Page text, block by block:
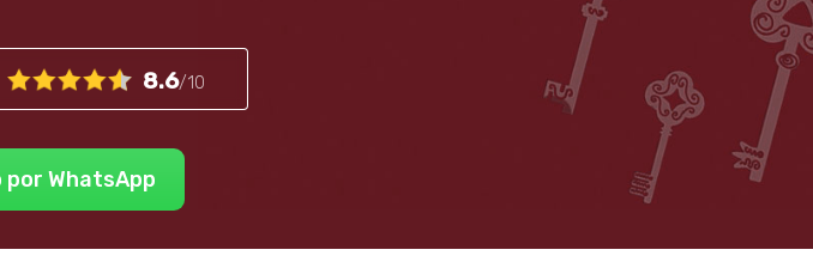
8.6/10
WhatsApp